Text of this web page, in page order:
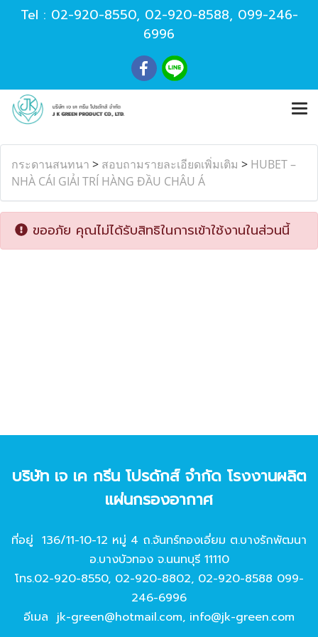
Tel : 02-920-8550, 02-920-8588, 099-246-
6996
กระดานสนทนา > สอบถามรายละเอียดเพิ่มเติม > HUBET –
NHÀ CÁI GIẢI TRÍ HÀNG ĐẦU CHÂU Á
ขออภัย คุณไม่ได้รับสิทธิในการเข้าใช้งานในส่วนนี้
บริษัท เจ เค กรีน โปรดักส์ จํากัด โรงงานผลิต
แผ่นกรองอากาศ
ที่อยู่ 136/11-10-12 หมู่ 4 ถ.จันทร์ทองเอี่ยม ต.บางรักพัฒนา
อ.บางบัวทอง จ.นนทบุรี 11110
โทร.02-920-8550, 02-920-8802, 02-920-8588 099-
246-6996
อีเมล jk-green@hotmail.com, info@jk-green.com